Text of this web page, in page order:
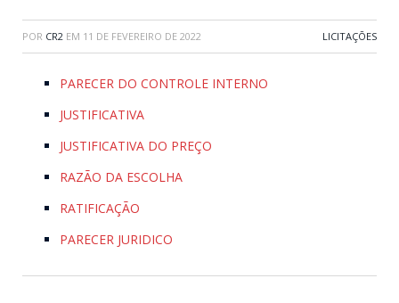
POR CR2 EM 11 DE FEVEREIRO DE 2022 LICITAÇÕES
PARECER DO CONTROLE INTERNO
JUSTIFICATIVA
JUSTIFICATIVA DO PREÇO
RAZÃO DA ESCOLHA
RATIFICAÇÃO
PARECER JURIDICO